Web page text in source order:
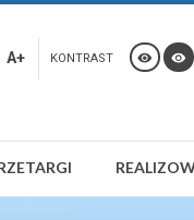
A+ KONTRAST